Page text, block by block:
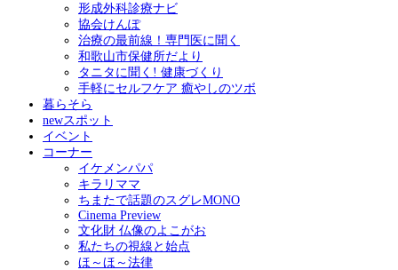
形成外科診療ナビ
協会けんぽ
治療の最前線！専門医に聞く
和歌山市保健所だより
タニタに聞く! 健康づくり
手軽にセルフケア 癒やしのツボ
暮らそら
newスポット
イベント
コーナー
イケメンパパ
キラリママ
ちまたで話題のスグレMONO
Cinema Preview
文化財 仏像のよこがお
私たちの視線と始点
ほ～ほ～法律